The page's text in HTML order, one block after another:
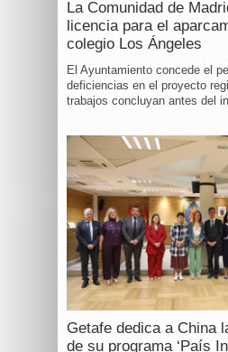
La Comunidad de
licencia para el
colegio Los Ángeles
El Ayuntamiento concede el
deficiencias en el proyecto
trabajos concluyan antes del
Getafe dedica a China
de su programa ‘País